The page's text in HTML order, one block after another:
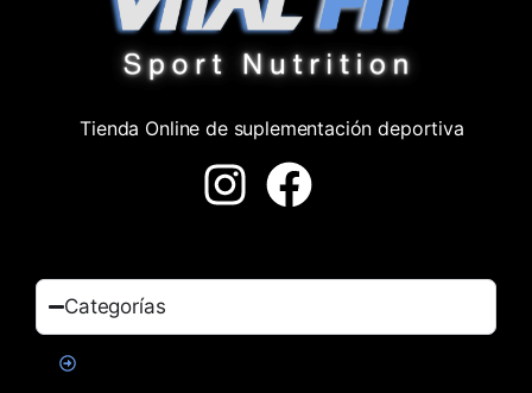
Tienda Online de suplementación deportiva
Categorías